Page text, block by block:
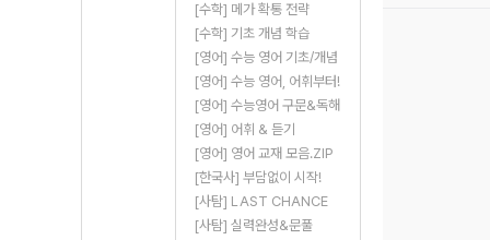
[수학] 메가 확통 전략
[수학] 기초 개념 학습
[영어] 수능 영어 기초/개념
[영어] 수능 영어, 어휘부터!
[영어] 수능영어 구문&독해
[영어] 어휘 & 듣기
[영어] 영어 교재 모음.ZIP
[한국사] 부담없이 시작!
[사탐] LAST CHANCE
[사탐] 실력완성&문풀